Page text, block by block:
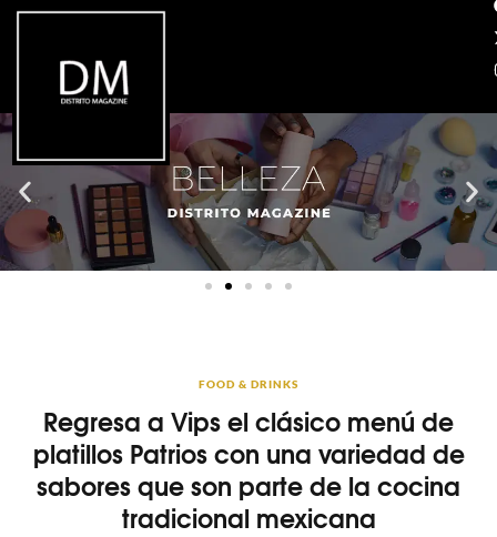
FOOD & DRINKS
Regresa a Vips el clásico menú de
platillos Patrios con una variedad de
sabores que son parte de la cocina
tradicional mexicana